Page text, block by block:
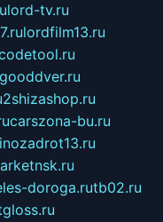
lord-tv.ru
lordfilm13.ru
gooddver.ru
2shizashop.ru
carszona-bu.ru
doroga.rutb02.ru